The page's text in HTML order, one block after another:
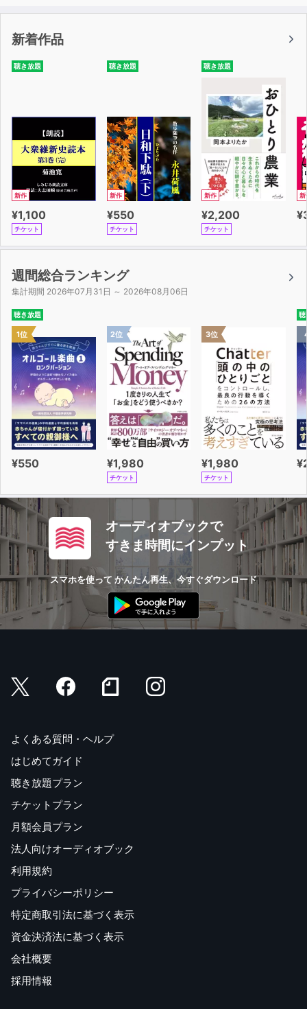
新着作品
聴き放題
新作
¥1,100
チケット
聴き放題
新作
¥550
チケット
聴き放題
新作
¥2,200
チケット
新
週間総合ランキング
集計期間 2026年07月31日 ～ 2026年08月06日
聴き放題
1位
¥550
2位
¥1,980
チケット
3位
¥1,980
チケット
聴
オーディオブックで
すきま時間にインプット
スマホを使って かんたん再生、今すぐダウンロード
よくある質問・ヘルプ
はじめてガイド
聴き放題プラン
チケットプラン
月額会員プラン
法人向けオーディオブック
利用規約
プライバシーポリシー
特定商取引法に基づく表示
資金決済法に基づく表示
会社概要
採用情報